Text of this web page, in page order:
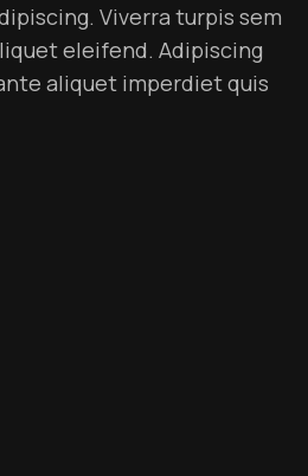
Viverra turpis sem
eleifend. Adipiscing
aliquet imperdiet quis